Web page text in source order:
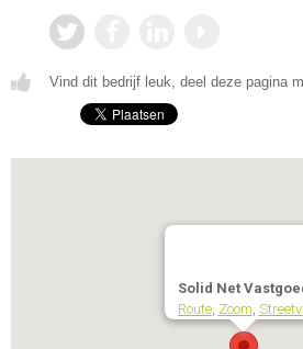
Vind dit bedrijf leuk, deel deze pagina
Solid Net
Route, Zoom,